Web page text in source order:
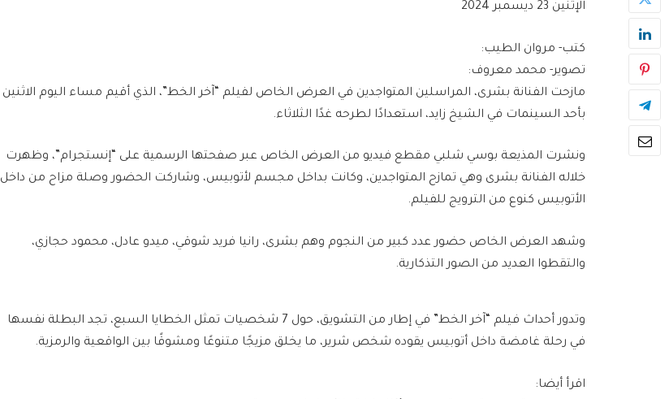
الإثنين 23 ديسمبر 2024
كتب- مروان الطيب:
تصوير- محمد معروف:
مازحت الفنانة بشرى، المراسلين المتواجدين في العرض الخاص لفيلم “آخر الخط”، الذي أقيم مساء اليوم الاثنين
بأحد السينمات في الشيخ زايد، استعدادًا لطرحه غدًا الثلاثاء.
ونشرت المذيعة بوسي شلبي مقطع فيديو من العرض الخاص عبر صفحتها الرسمية على “إنستجرام”، وظهرت
خلاله الفنانة بشرى وهي تمازح المتواجدين، وكانت بداخل مجسم لأتوبيس، وشاركت الحضور وصلة مزاح من داخل
الأتوبيس كنوع من الترويج للفيلم.
وشهد العرض الخاص حضور عدد كبير من النجوم وهم بشرى، رانيا فريد شوقي، ميدو عادل، محمود حجازي،
والتقطوا العديد من الصور التذكارية.
وتدور أحداث فيلم “آخر الخط” في إطار من التشويق، حول 7 شخصيات تمثل الخطايا السبع، تجد البطلة نفسها
في رحلة غامضة داخل أتوبيس يقوده شخص شرير، ما يخلق مزيجًا متنوعًا ومشوقًا بين الواقعية والرمزية.
اقرأ أيضا: